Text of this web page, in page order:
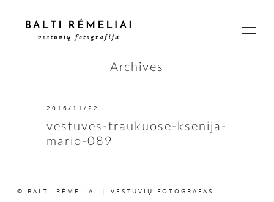
PAGRINDINIS
ISTORIJOS
Archives
2016/11/22
vestuves-traukuose-ksenija-
mario-089
© BALTI RĖMELIAI | VESTUVIŲ FOTOGRAFAS